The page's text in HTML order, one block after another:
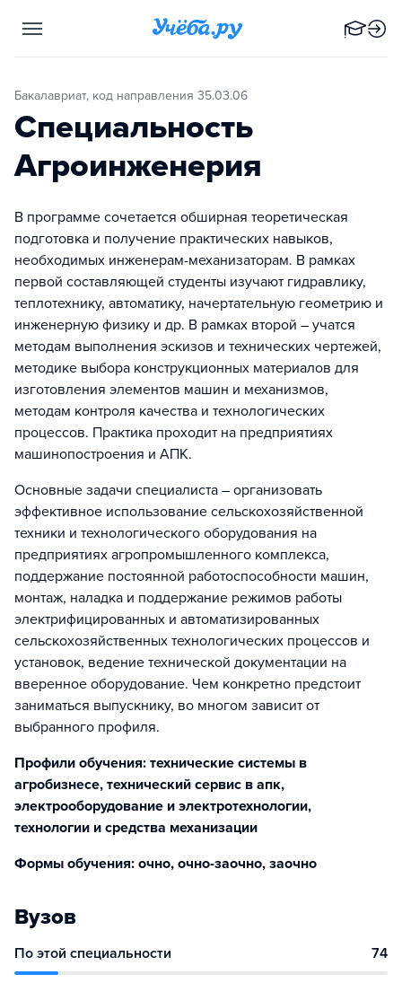
Бакалавриат, код направления 35.03.06
Специальность
Агроинженерия
В программе сочетается обширная теоретическая
подготовка и получение практических навыков,
необходимых инженерам-механизаторам. В рамках
первой составляющей студенты изучают гидравлику,
теплотехнику, автоматику, начертательную геометрию и
инженерную физику и др. В рамках второй – учатся
методам выполнения эскизов и технических чертежей,
методике выбора конструкционных материалов для
изготовления элементов машин и механизмов,
методам контроля качества и технологических
процессов. Практика проходит на предприятиях
машинопостроения и АПК.
Основные задачи специалиста – организовать
эффективное использование сельскохозяйственной
техники и технологического оборудования на
предприятиях агропромышленного комплекса,
поддержание постоянной работоспособности машин,
монтаж, наладка и поддержание режимов работы
электрифицированных и автоматизированных
сельскохозяйственных технологических процессов и
установок, ведение технической документации на
вверенное оборудование. Чем конкретно предстоит
заниматься выпускнику, во многом зависит от
выбранного профиля.
Профили обучения: технические системы в
агробизнесе, технический сервис в апк,
электрооборудование и электротехнологии,
технологии и средства механизации
Формы обучения: очно, очно-заочно, заочно
Вузов
По этой специальности 74